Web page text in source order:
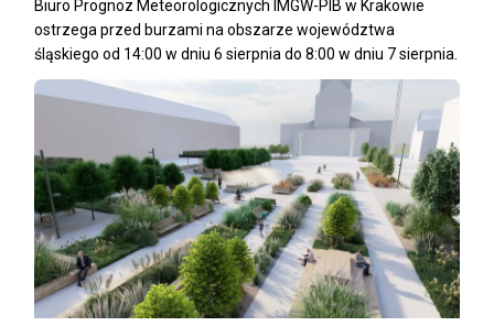
Biuro Prognoz Meteorologicznych IMGW-PIB w Krakowie
ostrzega przed burzami na obszarze województwa
śląskiego od 14:00 w dniu 6 sierpnia do 8:00 w dniu 7 sierpnia.